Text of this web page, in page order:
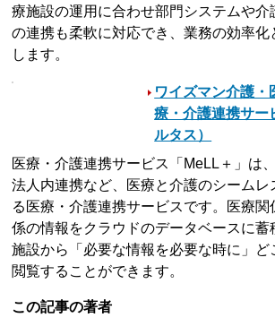
療施設の運用に合わせ部門システムや介
の連携も柔軟に対応でき、業務の効率化
します。
ワイズマン介護・
療・介護連携サー
ルタス）
医療・介護連携サービス「MeLL＋」は
法人内連携など、医療と介護のシームレ
る医療・介護連携サービスです。医療関
係の情報をクラウドのデータベースに蓄
施設から「必要な情報を必要な時に」ど
閲覧することができます。
この記事の著者